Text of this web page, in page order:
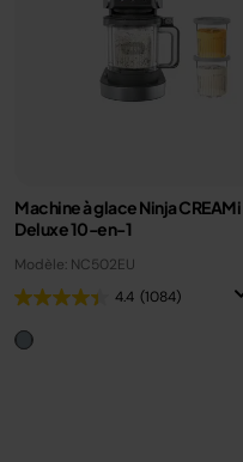
Machine à glace Ninja CREAMi
Deluxe 10-en-1
Modèle: NC502EU
4.4 (1084)